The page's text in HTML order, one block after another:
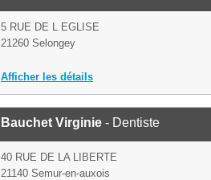
5 RUE DE L EGLISE
21260 Selongey
Afficher les détails
Bauchet Virginie - Dentiste
40 RUE DE LA LIBERTE
21140 Semur-en-auxois